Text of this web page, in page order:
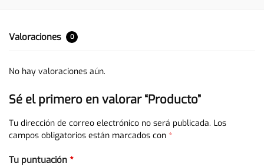
Valoraciones 0
No hay valoraciones aún.
Sé el primero en valorar “Producto”
Tu dirección de correo electrónico no será publicada. Los
campos obligatorios están marcados con *
Tu puntuación *